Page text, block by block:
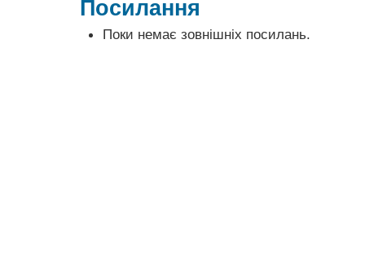
Посилання
Поки немає зовнішніх посилань.